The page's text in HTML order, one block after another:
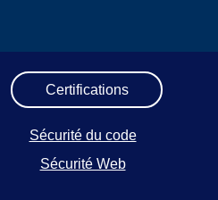
Certifications
Sécurité du code
Sécurité Web